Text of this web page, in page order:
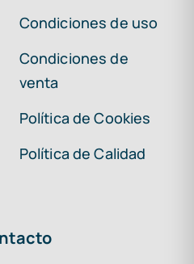
Condiciones de uso
Condiciones de
venta
Política de Cookies
Política de Calidad